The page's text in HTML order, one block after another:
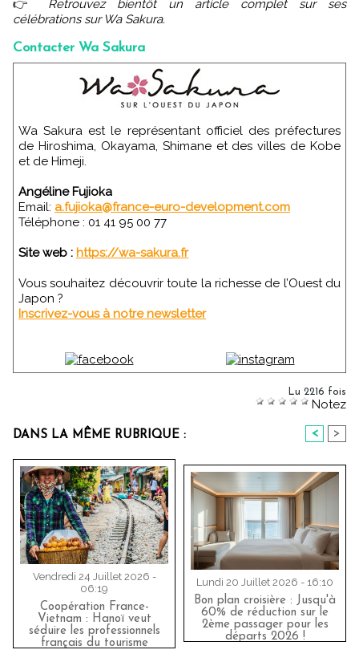
👉 Retrouvez bientôt un article complet sur ses
célébrations sur Wa Sakura.
Contacter Wa Sakura
Wa Sakura est le représentant officiel des préfectures
de Hiroshima, Okayama, Shimane et des villes de Kobe
et de Himeji.
Angéline Fujioka
Email: a.fujioka@france-euro-development.com
Téléphone : 01 41 95 00 77
Site web : https://wa-sakura.fr
Vous souhaitez découvrir toute la richesse de l’Ouest du
Japon ?
Inscrivez-vous à notre newsletter
Lu 2216 fois
Notez
DANS LA MÊME RUBRIQUE : < >
Vendredi 24 Juillet 2026 -
06:19
Coopération France-
Vietnam : Hanoï veut
séduire les professionnels
français du tourisme
Lundi 20 Juillet 2026 - 16:10
Bon plan croisière : Jusqu'à
60% de réduction sur le
2ème passager pour les
départs 2026 !